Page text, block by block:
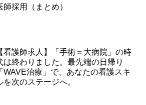
師採用（まとめ）
【看護師求人】「手術＝大病院」の時
は終わりました。最先端の日帰り
「WAVE治療」で、あなたの看護スキ
を次のステージへ。